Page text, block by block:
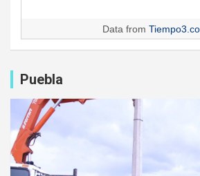
Data from
Puebla